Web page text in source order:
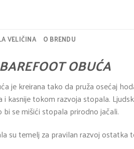
VELIČINA O BRENDU
OBUĆA
je kreirana tako da pruža osećaj
i kasnije tokom razvoja stopala.
se mišići stopala prirodno jačali.
su temelj za pravilan razvoj ostatka